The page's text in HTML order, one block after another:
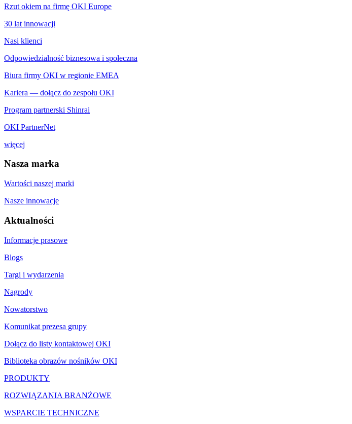
Rzut okiem na firmę OKI Europe
30 lat innowacji
Nasi klienci
Odpowiedzialność biznesowa i społeczna
Biura firmy OKI w regionie EMEA
Kariera — dołącz do zespołu OKI
Program partnerski Shinrai
OKI PartnerNet
więcej
Nasza marka
Wartości naszej marki
Nasze innowacje
Aktualności
Informacje prasowe
Blogs
Targi i wydarzenia
Nagrody
Nowatorstwo
Komunikat prezesa grupy
Dołącz do listy kontaktowej OKI
Biblioteka obrazów nośników OKI
PRODUKTY
ROZWIĄZANIA BRANŻOWE
WSPARCIE TECHNICZNE